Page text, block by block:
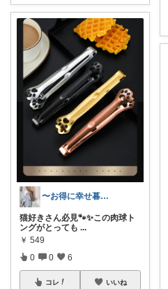
〜お得に幸せ暮らし〜
猫好きさん必見🐾✨この肉球ト
ングがとっても ...
￥ 549
0 0 6
コレ いいね